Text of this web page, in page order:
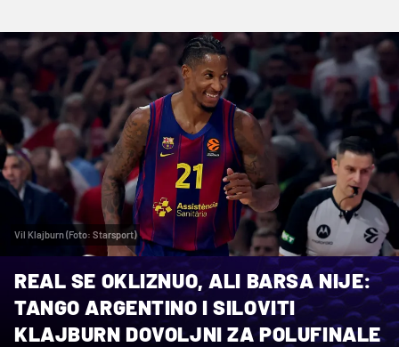
Vil Klajburn (Foto: Starsport)
REAL SE OKLIZNUO, ALI BARSA NIJE:
TANGO ARGENTINO I SILOVITI
KLAJBURN DOVOLJNI ZA POLUFINALE